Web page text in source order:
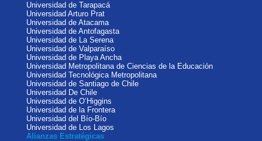
Universidad de Tarapacá
Universidad Arturo Prat
Universidad de Atacama
Universidad de Antofagasta
Universidad de La Serena
Universidad de Valparaíso
Universidad de Playa Ancha
Universidad Metropolitana de Ciencias de la Educación
Universidad Tecnológica Metropolitana
Universidad de Santiago de Chile
Universidad De Chile
Universidad de O’Higgins
Universidad de la Frontera
Universidad del Bío-Bío
Universidad de Los Lagos
Alianzas Estratégicas